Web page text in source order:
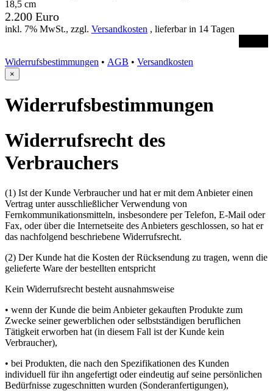
18,5 cm
2.200 Euro
inkl. 7% MwSt., zzgl. Versandkosten , lieferbar in 14 Tagen
Widerrufsbestimmungen • AGB • Versandkosten
×
Widerrufsbestimmungen
Widerrufsrecht des
Verbrauchers
(1) Ist der Kunde Verbraucher und hat er mit dem Anbieter einen
Vertrag unter ausschließlicher Verwendung von
Fernkommunikationsmitteln, insbesondere per Telefon, E-Mail oder
Fax, oder über die Internetseite des Anbieters geschlossen, so hat er
das nachfolgend beschriebene Widerrufsrecht.
(2) Der Kunde hat die Kosten der Rücksendung zu tragen, wenn die
gelieferte Ware der bestellten entspricht
Kein Widerrufsrecht besteht ausnahmsweise
• wenn der Kunde die beim Anbieter gekauften Produkte zum
Zwecke seiner gewerblichen oder selbstständigen beruflichen
Tätigkeit erworben hat (in diesem Fall ist der Kunde kein
Verbraucher),
• bei Produkten, die nach den Spezifikationen des Kunden
individuell für ihn angefertigt oder eindeutig auf seine persönlichen
Bedürfnisse zugeschnitten wurden (Sonderanfertigungen),